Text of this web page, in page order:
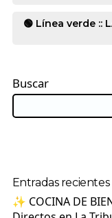
🟢 Línea verde ::
Buscar
Entradas recientes
✨ COCINA DE